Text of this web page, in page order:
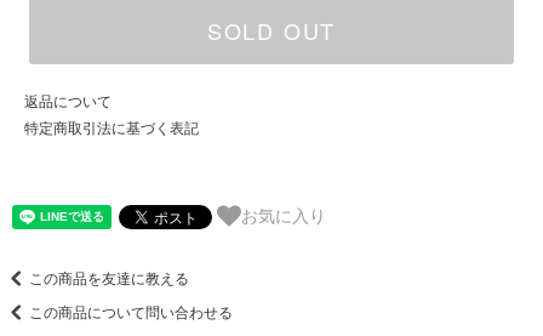
SOLD OUT
返品について
特定商取引法に基づく表記
お気に入り
この商品を友達に教える
この商品について問い合わせる